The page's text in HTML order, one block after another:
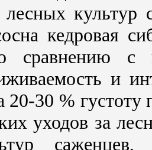
лесных
кедровая
сравнению с
и
30 % густоту
уходов за